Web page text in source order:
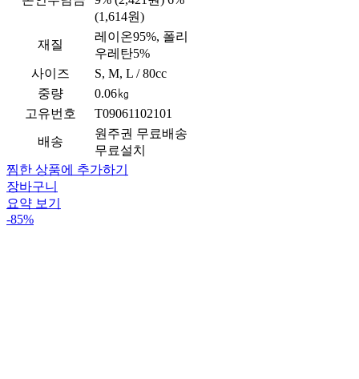
(1,614원)
재질
레이온95%, 폴리
우레탄5%
사이즈
S, M, L / 80cc
중량
0.06㎏
고유번호
T09061102101
배송
원주권 무료배송
무료설치
찜한 상품에 추가하기
장바구니
요약 보기
-85%